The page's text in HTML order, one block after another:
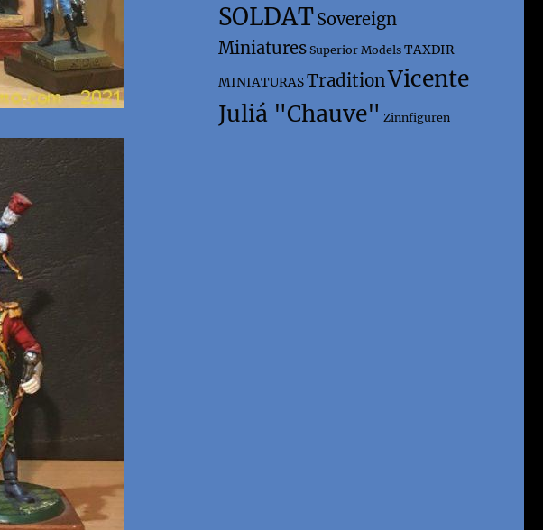
SOLDATSovereign
Miniatures Superior Models TAXDIR
MINIATURASTraditionVicente
Juliá "Chauve" Zinnfiguren